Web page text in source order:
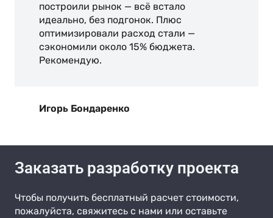
построили рынок — всё встало
идеально, без подгонок. Плюс
оптимизировали расход стали —
сэкономили около 15% бюджета.
Рекомендую.
Игорь Бондаренко
Заказать разработку проекта
Чтобы получить бесплатный расчет стоимости,
пожалуйста, свяжитесь с нами или оставьте